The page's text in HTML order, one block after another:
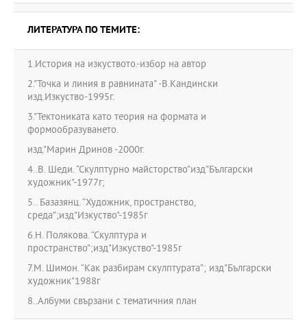
ЛИТЕРАТУРА ПО ТЕМИТЕ:
1.История на изкуството.-избор на автор
2."Точка и линия в равнината" -В.Кандински
изд.Изкуство-1995г.
3."Тектониката като теория на формата и
формообразуването.
изд."Марин Дринов -2000г.
4..В. Шеди. “Скулптурно майсторство”изд"Български
художник"-1977г;
5.. Базазянц. “Художник, пространство,
среда”;изд"Изкуство"-1985г
6.Н. Полякова. “Скулптура и
пространство”;изд"Изкуство"-1985г
7.М. Шимон. “Как разбирам скулптурата”; изд"Български
художник"1988г
8..Албуми свързани с тематичния план